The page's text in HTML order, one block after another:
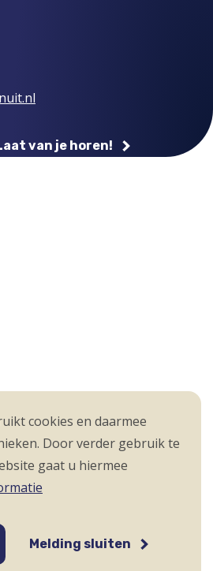
cookies en daarmee
Door verder gebruik te
gaat u hiermee
Melding sluiten
van je horen!